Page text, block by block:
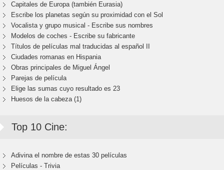
Capitales de Europa (también Eurasia)
Escribe los planetas según su proximidad con el Sol
Vocalista y grupo musical - Escribe sus nombres
Modelos de coches - Escribe su fabricante
Títulos de películas mal traducidas al español II
Ciudades romanas en Hispania
Obras principales de Miguel Ángel
Parejas de película
Elige las sumas cuyo resultado es 23
Huesos de la cabeza (1)
Top 10 Cine:
Adivina el nombre de estas 30 películas
Películas - Trivia